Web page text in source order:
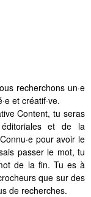
recherchons un·e
et créatif·ve.
Content, tu seras
et de la
pour avoir le
passer le mot, tu
de la fin. Tu es à
que sur des
de recherches.